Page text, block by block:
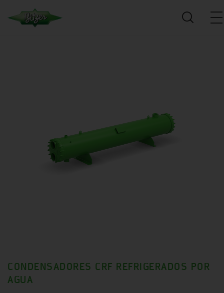
CONDENSADORES CRF REFRIGERADOS POR
AGUA